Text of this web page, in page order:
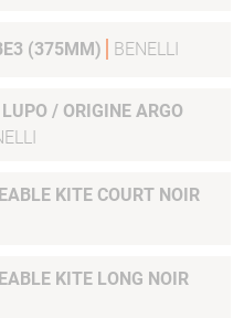
(375MM) BENELLI
/ ORIGINE ARGO
KITE COURT NOIR
RESERVOIR RECHARGEABLE KITE LONG NOIR